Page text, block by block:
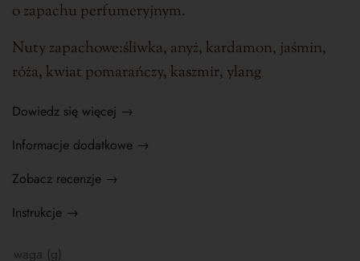
o zapachu perfumeryjnym.
Nuty zapachowe:śliwka, anyż, kardamon, jaśmin,
róża, kwiat pomarańczy, kaszmir, ylang
Dowiedz się więcej →
Informacje dodatkowe →
Zobacz recenzje →
Instrukcje →
waga (g)